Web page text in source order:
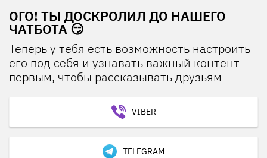
ОГО! ТЫ ДОСКРОЛИЛ ДО НАШЕГО
ЧАТБОТА 😏
Теперь у тебя есть возможность настроить
его под себя и узнавать важный контент
первым, чтобы рассказывать друзьям
VIBER
TELEGRAM